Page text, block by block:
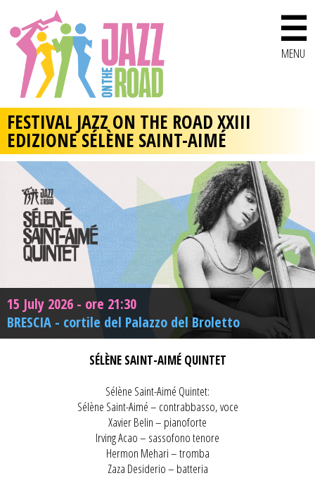
☰
MENU
FESTIVAL JAZZ ON THE ROAD XXIII
EDIZIONE SÉLÈNE SAINT-AIMÉ
15 July 2026 - ore 21:30
BRESCIA - cortile del Palazzo del Broletto
SÉLÈNE SAINT-AIMÉ QUINTET
Sélène Saint-Aimé Quintet:
Sélène Saint-Aimé – contrabbasso, voce
Xavier Belin – pianoforte
Irving Acao – sassofono tenore
Hermon Mehari – tromba
Zaza Desiderio – batteria